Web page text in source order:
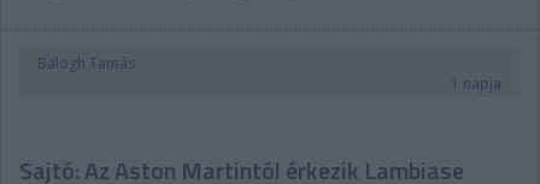
Balogh Tamás
1 napja
Sajtó: Az Aston Martintól érkezik Lambiase